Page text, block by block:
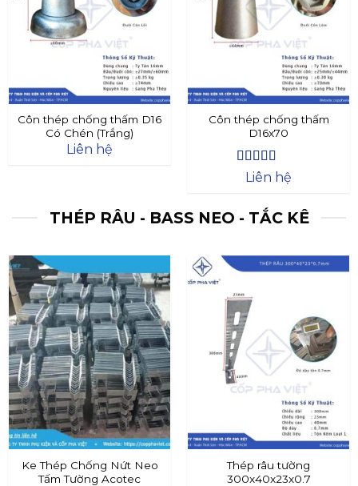
Côn thép chống thấm D16
Có Chén (Trắng)
Liên hệ
Côn thép chống thấm
D16x70
Được xếp
5
Liên hệ
THÉP RÂU - BASS NEO - TẮC KÊ
Ke Thép Chống Nứt Neo
Tấm Tường Acotec
Thép râu tường
300x40x23x0.7